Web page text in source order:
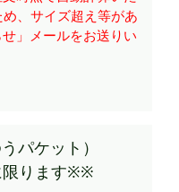
、サイズ超え等があ
」メールをお送りい
パケット）
限ります※※